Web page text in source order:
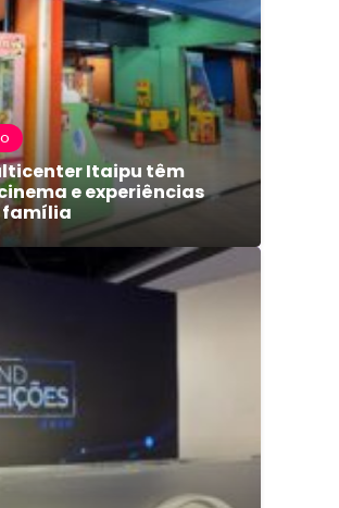
Itaipu têm
e experiências
família